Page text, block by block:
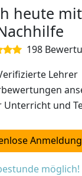
heute
198
Lehrer
Unterricht und
Anmeldung
möglich!